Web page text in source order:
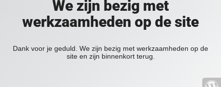
We zijn bezig met
werkzaamheden op de site
Dank voor je geduld. We zijn bezig met werkzaamheden op de
site en zijn binnenkort terug.